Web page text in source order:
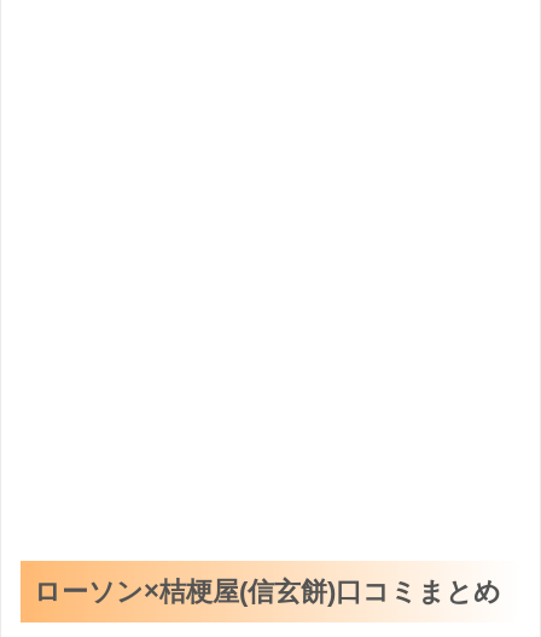
ローソン×桔梗屋(信玄餅)口コミまとめ